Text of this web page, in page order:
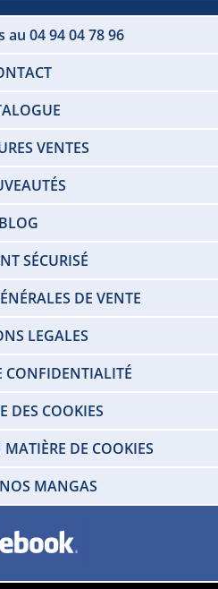
au 04 94 04 78 96
VENTES
BLOG
SÉCURISÉ
DE VENTE
LEGALES
CONFIDENTIALITÉ
DES COOKIES
MATIÈRE DE COOKIES
MANGAS